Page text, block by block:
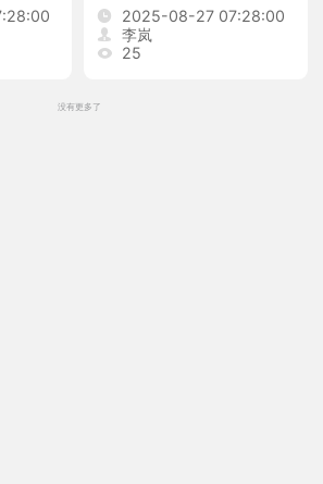
们都是中华民族》
2025-08-27 07:28:00
李岚
25
没有更多了